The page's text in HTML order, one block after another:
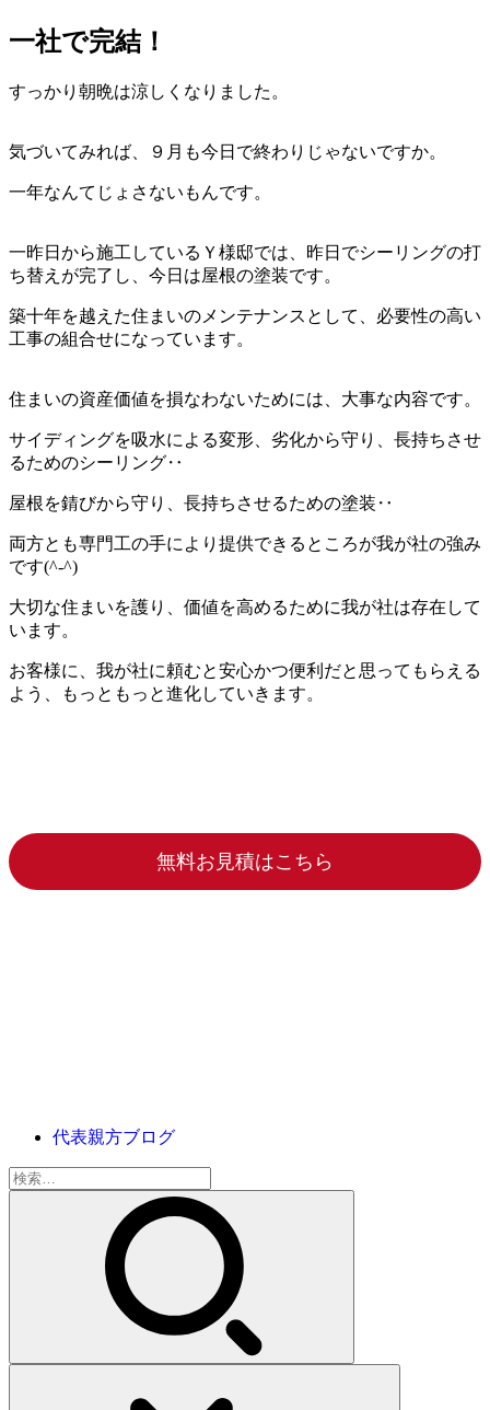
一社で完結！
すっかり朝晩は涼しくなりました。
気づいてみれば、９月も今日で終わりじゃないですか。
一年なんてじょさないもんです。
一昨日から施工しているＹ様邸では、昨日でシーリングの打
ち替えが完了し、今日は屋根の塗装です。
築十年を越えた住まいのメンテナンスとして、必要性の高い
工事の組合せになっています。
住まいの資産価値を損なわないためには、大事な内容です。
サイディングを吸水による変形、劣化から守り、長持ちさせ
るためのシーリング‥
屋根を錆びから守り、長持ちさせるための塗装‥
両方とも専門工の手により提供できるところが我が社の強み
です(^-^)
大切な住まいを護り、価値を高めるために我が社は存在して
います。
お客様に、我が社に頼むと安心かつ便利だと思ってもらえる
よう、もっともっと進化していきます。
無料お見積はこちら
代表親方ブログ
検
索: